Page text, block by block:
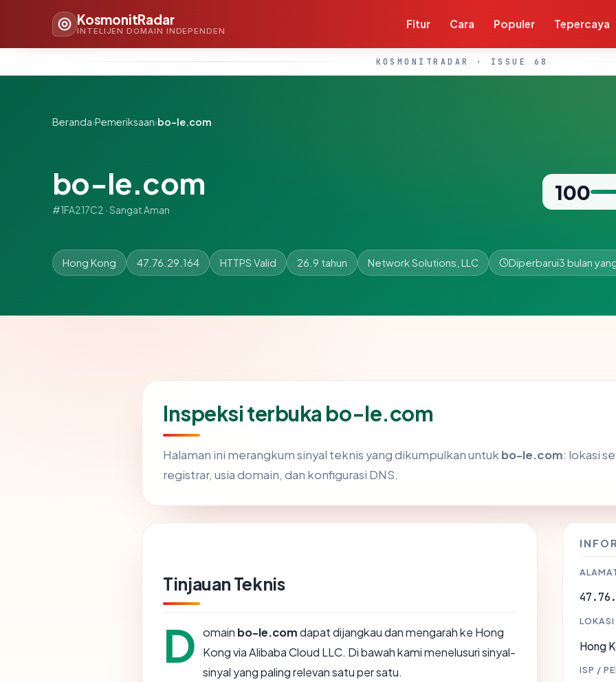
KosmonitRadar
INTELIJEN DOMAIN INDEPENDEN
Fitur Cara Populer Tepercaya
KOSMONITRADAR · ISSUE 68
Beranda›Pemeriksaan›bo-le.com
bo-le.com
#1FA217C2 · Sangat Aman
100
Hong Kong 47.76.29.164 HTTPS Valid 26.9 tahun Network Solutions, LLC Diperbarui3 bulan
Inspeksi terbuka bo-le.com
Halaman ini merangkum sinyal teknis yang dikumpulkan untuk bo-le.com: lokasi
registrar, usia domain, dan konfigurasi DNS.
Tinjauan Teknis
D omain bo-le.comdapat dijangkau dan mengarah ke Hong
Kong via Alibaba Cloud LLC. Di bawah kami menelusuri sinyal-
sinyal yang paling relevan satu per satu.
LOKASI
Hong
ISP /